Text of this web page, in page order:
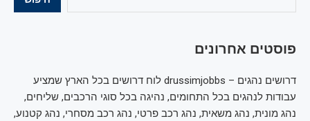
פוסטים אחרונים
דרושים נהגים – drussimjobbs לוח דרושים בכל הארץ שמציע
עבודות לנהגים בכל התחומים, נהיגה בכל סוגי הרכבים, שליחים,
נהג מונית, נהג משאית, נהג רכב פרטי, נהג רכב מסחרי, נהג קטנוע,